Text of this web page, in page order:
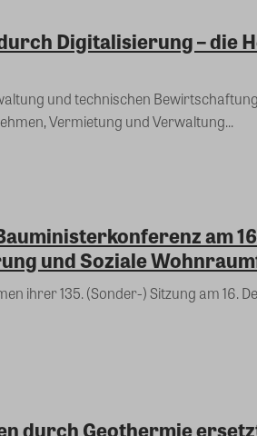
Digitalisierung – die
und technischen
Vermietung und Verwaltung...
am
und Soziale
ihrer 135. (Sonder-) Sitzung am 16.
durch Geothermie